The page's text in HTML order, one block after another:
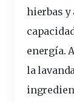
hierbas y
energía.
la